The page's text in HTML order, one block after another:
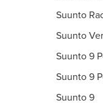
Suunto
Suunto
Suunto 9
Suunto 9
Suunto 9